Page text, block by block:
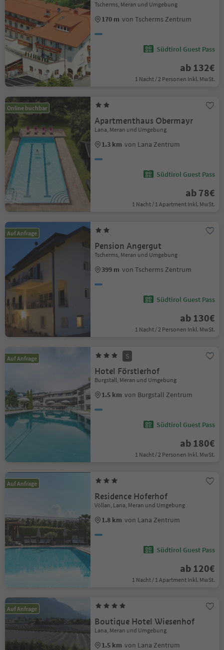
Tscherms, Meran und Umgebung
170 m von Tscherms Zentrum
Südtirol Guest Pass
ab 132€
1 Nacht / 2 Personen Inkl. MwSt.
Online buchbar
Apartmenthaus Obermayr
Lana, Meran und Umgebung
1.3 km von Lana Zentrum
Südtirol Guest Pass
ab 78€
1 Nacht / 1 Apartment Inkl. MwSt.
Auf Anfrage
Pension Angergut
Tscherms, Meran und Umgebung
399 m von Tscherms Zentrum
Südtirol Guest Pass
ab 130€
1 Nacht / 2 Personen Inkl. MwSt.
Auf Anfrage S
Hotel Förstlerhof
Burgstall, Meran und Umgebung
1.5 km von Burgstall Zentrum
Südtirol Guest Pass
ab 180€
1 Nacht / 2 Personen Inkl. MwSt.
Auf Anfrage
Residence Hoferhof
Völlan, Lana, Meran und Umgebung
1.8 km von Lana Zentrum
Südtirol Guest Pass
ab 120€
1 Nacht / 1 Apartment Inkl. MwSt.
Auf Anfrage
Boutique Hotel Wiesenhof
Lana, Meran und Umgebung
1.5 km von Lana Zentrum